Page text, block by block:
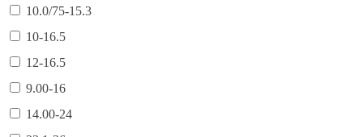
10.0/75-15.3
10-16.5
12-16.5
9.00-16
14.00-24